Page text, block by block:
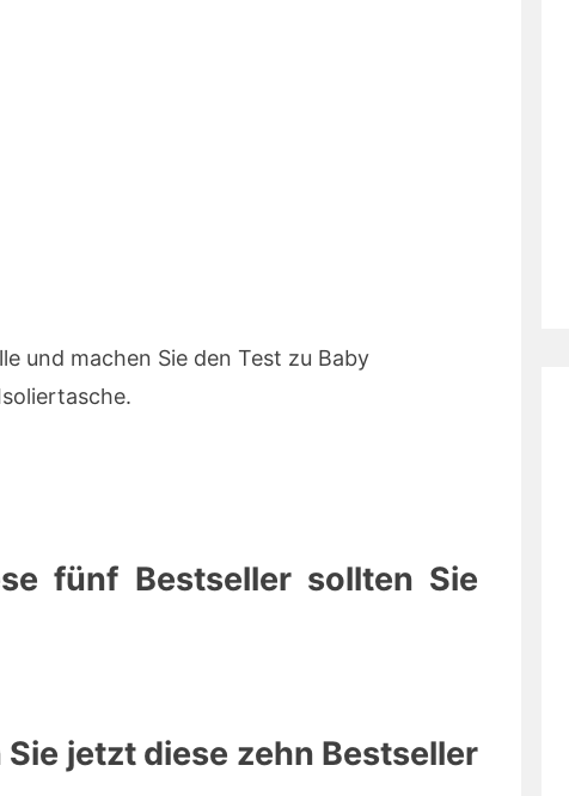
und machen Sie den Test zu Baby
fünf Bestseller sollten Sie
jetzt diese zehn Bestseller